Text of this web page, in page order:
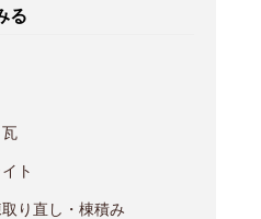
る
瓦
ト
り直し・棟積み